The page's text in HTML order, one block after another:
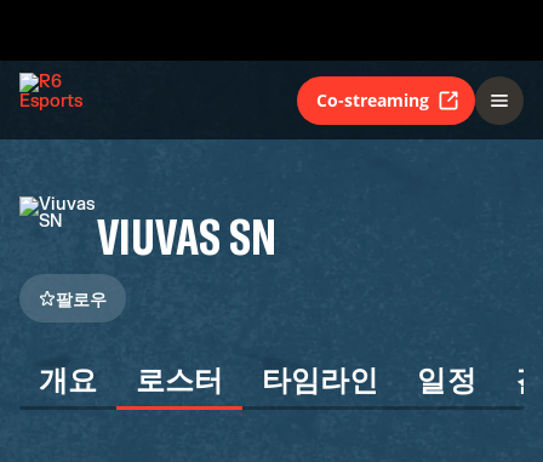
Co-streaming
VIUVAS SN
팔로우
개요 로스터 타임라인 일정